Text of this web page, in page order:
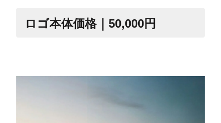
ロゴ本体価格｜50,000円